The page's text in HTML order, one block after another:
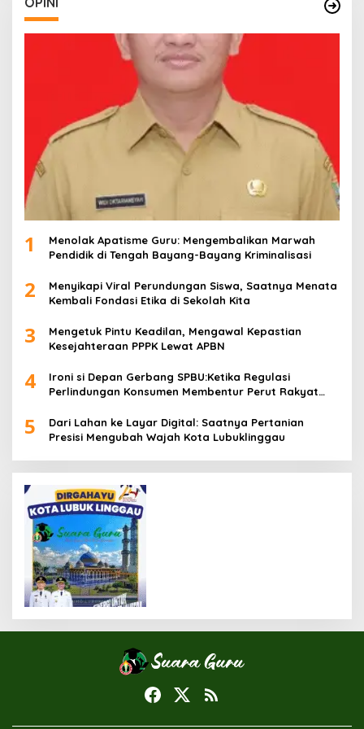
1
Menolak Apatisme Guru: Mengembalikan Marwah
Pendidik di Tengah Bayang-Bayang Kriminalisasi
2
Menyikapi Viral Perundungan Siswa, Saatnya Menata
Kembali Fondasi Etika di Sekolah Kita
3
Mengetuk Pintu Keadilan, Mengawal Kepastian
Kesejahteraan PPPK Lewat APBN
4
Ironi si Depan Gerbang SPBU:Ketika Regulasi
Perlindungan Konsumen Membentur Perut Rakyat
5
Dari Lahan ke Layar Digital: Saatnya Pertanian
Presisi Mengubah Wajah Kota Lubuklinggau